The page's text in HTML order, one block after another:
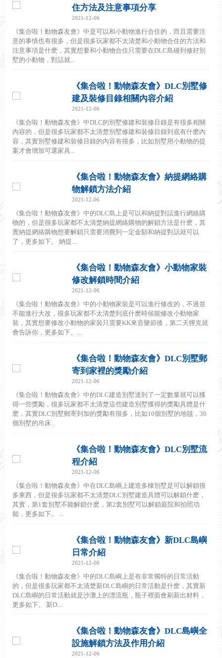
住方法及注意事項分享
2021-12-06
《集合啦！動物森友會》中是可以和小動物進行合住的，而且需要注
意的事情也有很多，但是很多玩家都不太清楚和小動物合住的方法和
注意事項是什麽，其實想要和小動物合住只需要在DLC島碰到修好別
墅的小動物，對話就...
《集合啦！動物森友會》DLC別墅修
建及裝修目錄相關內容介紹
2021-12-06
《集合啦！動物森友會》中DLC的別墅修建和裝修目錄是有很多相關
內容的，但是很多玩家都不太清楚別墅修建和裝修目錄到底有什麽內
容，其實別墅修建和裝修目錄的內容有很多，比如別墅用小動物的提
案才會增加可選家具...
《集合啦！動物森友會》納提網絡購
物解鎖方法介紹
2021-12-06
《集合啦！動物森友會》中的DLC島上是可以和納提對話進行網絡購
物的，但是很多玩家都不太清楚納提網絡購物的解鎖方法是什麽，其
實納提網絡購物想要解鎖只需要消費到一定金額和納提對話就可以
了，更多如下。 納提...
《集合啦！動物森友會》小動物家裝
修改解鎖時間介紹
2021-12-06
《集合啦！動物森友會》中的小動物家裝是可以進行修改的，不過並
不能進行大改，很多玩家都不太清楚到底什麽時候能修改小動物家
裝，其實想要修改小動物的家裝只需要KK來音樂節後，第二天狸克就
會告訴你，更多如下。...
《集合啦！動物森友會》DLC別墅郵
寄到家裡的獎勵介紹
2021-12-06
《集合啦！動物森友會》中的DLC建造別墅達到了一定數量就可以獲
得一些獎勵，很多玩家都不太清楚這些建造別墅獲得的獎勵具體是什
麽，其實DLC別墅郵寄到加的獎勵有很多，比如10個別墅的地毯，30
個別墅的吊床...
《集合啦！動物森友會》DLC別墅流
程介紹
2021-12-06
《集合啦！動物森友會》中在DLC島嶼上建造多棟別墅是可以解鎖很
多東西，但是很多玩家都不太清楚DLC別墅建造具體可以解鎖什麽，
其實，第1套別墅不能解鎖什麽，第2套別墅可以解鎖庭院和拍照功
能，更多如下。 ...
《集合啦！動物森友會》新DLC島嶼
日常介紹
2021-12-06
《集合啦！動物森友會》中的DLC島嶼上是有非常獨特的日常活動
的，但是很多玩家都不太清楚新DLC島嶼的日常活動是什麽，其實新
DLC島嶼的日常活動就是沙灘上的漂流瓶，瓶子裡面會刷新出材料，
更多如下。 新D...
《集合啦！動物森友會》DLC島嶼全
設施解鎖方法及作用介紹
2021-12-06